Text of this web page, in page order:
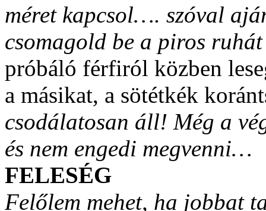
méret kapcsol…. szóval
csomagold be a piros
próbáló férfiról közben
a másikat, a sötétkék
csodálatosan áll! Még a
és nem engedi megvenni…
FELESÉG
Felőlem mehet, ha jobbat